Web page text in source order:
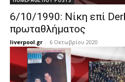
6/10/1990: Νίκη επί
πρωταθλήματος
liverpool.gr - 6 Οκτωβρίου 2020